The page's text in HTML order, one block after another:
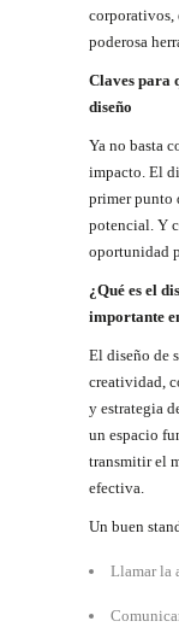
corporativos,
poderosa
Claves para
diseño
Ya no basta
impacto. El
primer punto
potencial. Y
oportunidad
¿Qué es el
importante
El diseño de
creatividad,
y estrategia
un espacio
transmitir el
efectiva.
Un buen
Llamar la